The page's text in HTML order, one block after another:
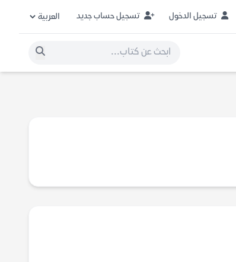
تسجيل الدخول تسجيل حساب جديد